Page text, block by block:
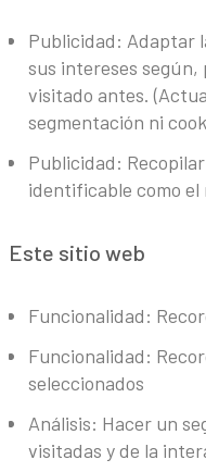
Publicidad: Adaptar
sus intereses según,
visitado antes.
segmentación ni
Publicidad:
identificable como el
Este sitio web
Funcionalidad:
Funcionalidad:
seleccionados
Análisis: Hacer un
visitadas y de la